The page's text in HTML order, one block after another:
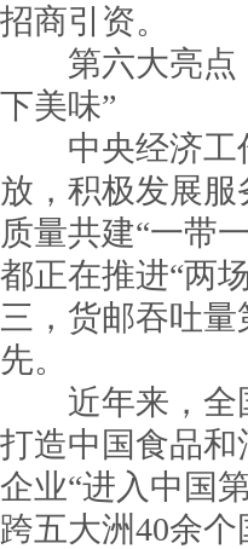
招商引资。
第六大亮点：
下美味”
中央经济工作
放，积极发展
质量共建“一带
都正在推进“两
三，货邮吞吐
先。
近年来，全国
打造中国食品和
企业“进入中国
跨五大洲40余